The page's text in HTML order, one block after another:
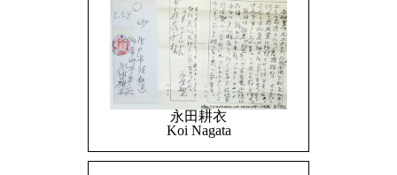
永田耕衣
Koi Nagata